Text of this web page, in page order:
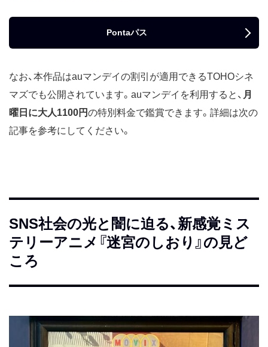
Pontaパス
なお、本作品はauマンデイの割引が適用できるTOHOシネ
マズでも公開されています。auマンデイを利用すると、 月
曜日に大人1100円の特別料金で鑑賞できます。詳細は次の
記事を参考にしてください。
SNS社会の光と闇に迫る、新感覚ミス
テリーアニメ『迷宮のしおり』の見ど
ころ